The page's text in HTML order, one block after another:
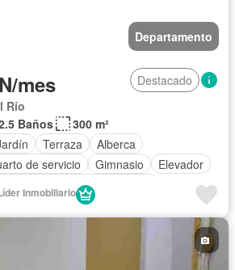
Departamento
mes
Destacado
Río
Baños
300 m²
Terraza
Alberca
de servicio Gimnasio
Elevador
personas con discapacidad
Sala polivalente
Internet
Inmobiliario